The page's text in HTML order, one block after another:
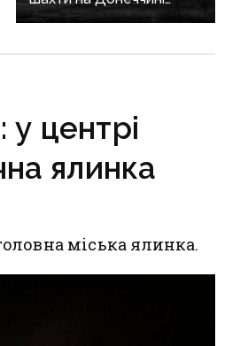
та Дніпропетровщині,
у центрі
ялинка
міська ялинка.